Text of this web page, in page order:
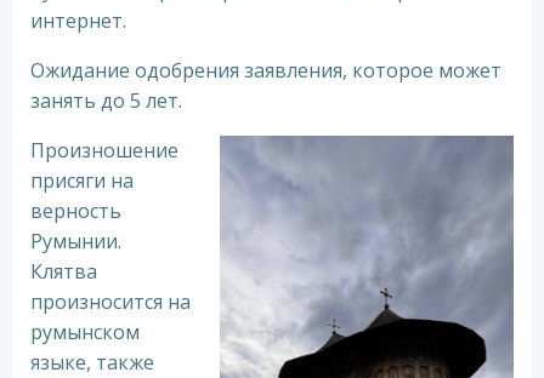
интернет.
Ожидание одобрения заявления, которое может
занять до 5 лет.
Произношение
присяги на
верность
Румынии.
Клятва
произносится на
румынском
языке, также